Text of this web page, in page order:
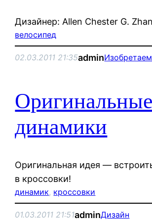
Дизайнер: Allen Chester G.
велосипед
02.03.2011 21:35admin
Оригинальные
динамики
Оригинальная идея —
в кроссовки!
динамик, кроссовки
01.03.2011 21:51adminДизайн